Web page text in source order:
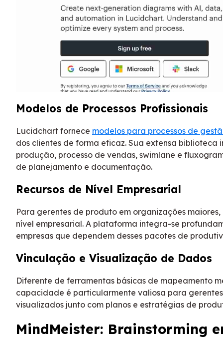
Modelos de Processos Profissionais
Lucidchart fornece modelos para processos de
dos clientes de forma eficaz. Sua extensa biblioteca
produção, processo de vendas, swimlane e
de planejamento e documentação.
Recursos de Nível Empresarial
Para gerentes de produto em organizações
nível empresarial. A plataforma integra-se
empresas que dependem desses pacotes de
Vinculação e Visualização de Dados
Diferente de ferramentas básicas de mapeamento
capacidade é particularmente valiosa para
visualizados junto com planos e estratégias de
MindMeister: Brainstorming